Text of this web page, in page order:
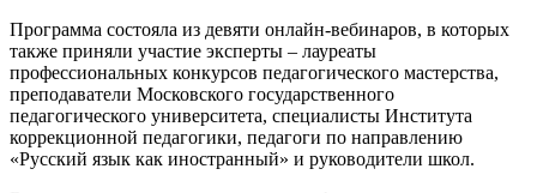
Программа состояла из девяти онлайн‑вебинаров, в которых
также приняли участие эксперты – лауреаты
профессиональных конкурсов педагогического мастерства,
преподаватели Московского государственного
педагогического университета, специалисты Института
коррекционной педагогики, педагоги по направлению
«Русский язык как иностранный» и руководители школ.